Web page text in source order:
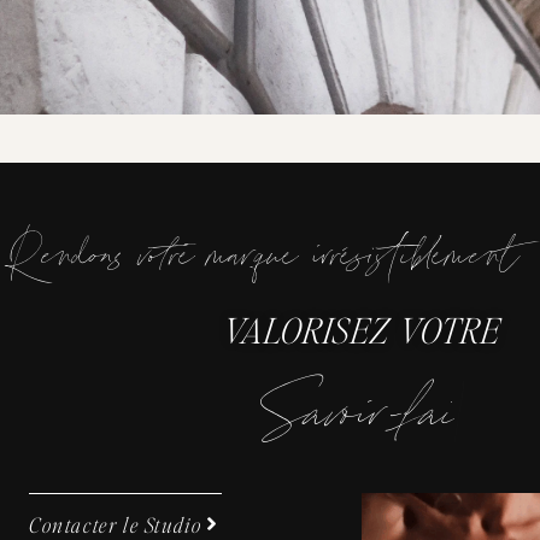
Rendons votre marque irrésistiblement
VALORISEZ VOTRE
Savoi-faie
Contacter le Studio